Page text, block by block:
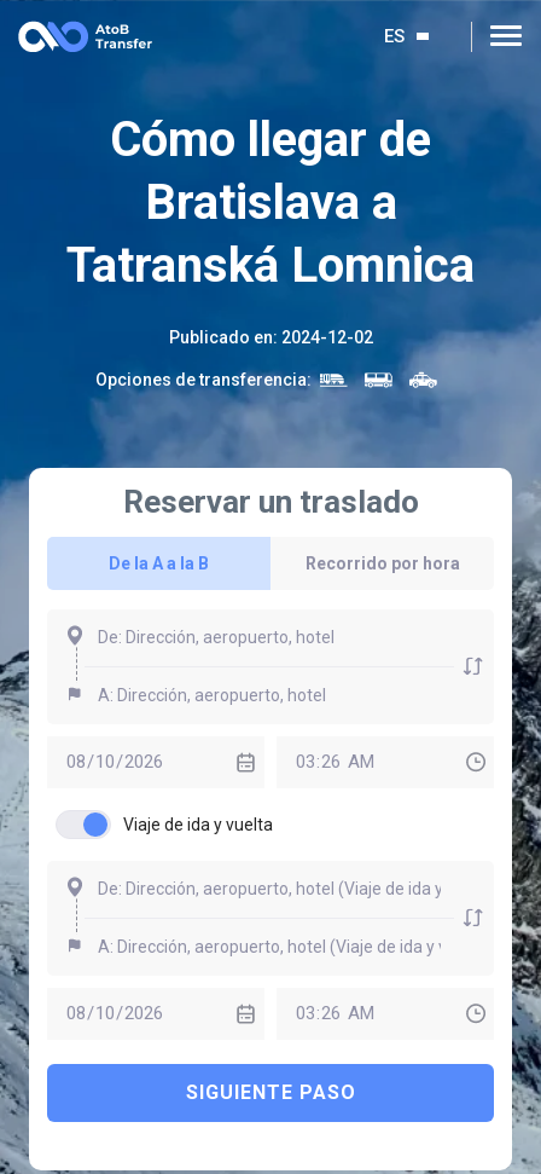
ES
Cómo llegar de
Bratislava a
Tatranská Lomnica
Publicado en: 2024-12-02
Opciones de transferencia:
Reservar un traslado
De la A a la B Recorrido por hora
Viaje de ida y vuelta
SIGUIENTE PASO